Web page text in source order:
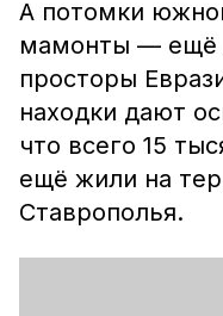
А потомки
мамонты — ещё
просторы
находки дают
что всего 15
ещё жили на
Ставрополья.